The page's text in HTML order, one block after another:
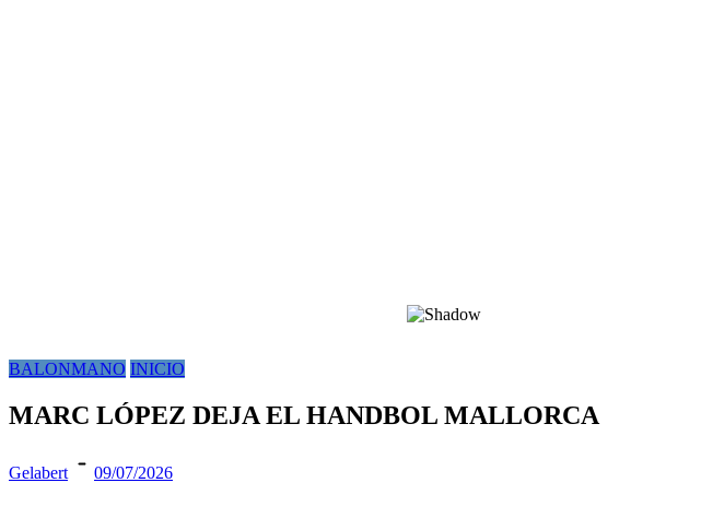
BALONMANO INICIO
MARC LÓPEZ DEJA EL HANDBOL MALLORCA
Gelabert 09/07/2026